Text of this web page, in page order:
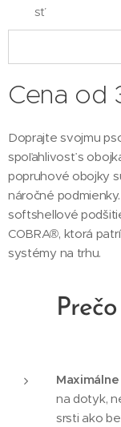
sť
Cena od
Doprajte svojmu
spoľahlivosť s
popruhové obojky
náročné
softshellové
COBRA®, ktorá
systémy na trhu.
na dotyk,
srsti ako